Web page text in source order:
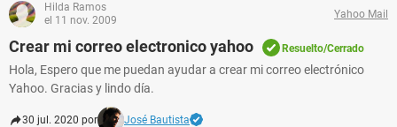
Hilda Ramos
el 11 nov. 2009
Yahoo Mail
Crear mi correo electronico yahoo Resuelto/Cerrado
Hola, Espero que me puedan ayudar a crear mi correo electrónico
Yahoo. Gracias y lindo día.
30 jul. 2020 por José Bautista